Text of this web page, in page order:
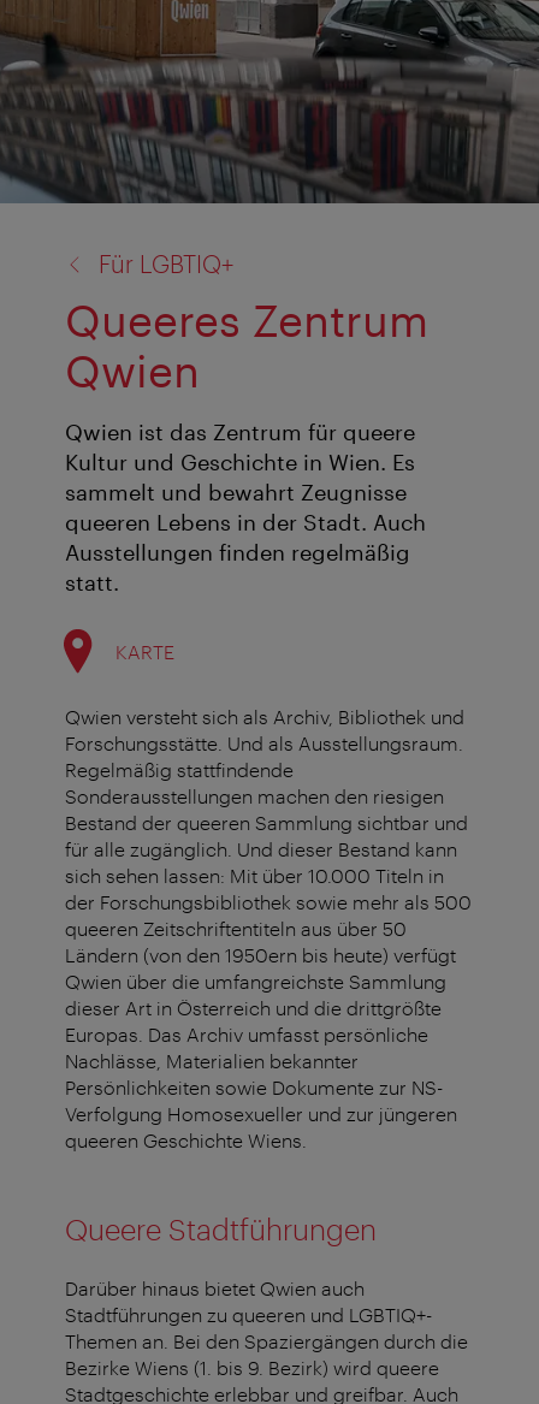
Für LGBTIQ+
Queeres Zentrum
Qwien
Qwien ist das Zentrum für queere
Kultur und Geschichte in Wien. Es
sammelt und bewahrt Zeugnisse
queeren Lebens in der Stadt. Auch
Ausstellungen finden regelmäßig
statt.
KARTE
Qwien versteht sich als Archiv, Bibliothek und
Forschungsstätte. Und als Ausstellungsraum.
Regelmäßig stattfindende
Sonderausstellungen machen den riesigen
Bestand der queeren Sammlung sichtbar und
für alle zugänglich. Und dieser Bestand kann
sich sehen lassen: Mit über 10.000 Titeln in
der Forschungsbibliothek sowie mehr als 500
queeren Zeitschriftentiteln aus über 50
Ländern (von den 1950ern bis heute) verfügt
Qwien über die umfangreichste Sammlung
dieser Art in Österreich und die drittgrößte
Europas. Das Archiv umfasst persönliche
Nachlässe, Materialien bekannter
Persönlichkeiten sowie Dokumente zur NS-
Verfolgung Homosexueller und zur jüngeren
queeren Geschichte Wiens.
Queere Stadtführungen
Darüber hinaus bietet Qwien auch
Stadtführungen zu queeren und LGBTIQ+-
Themen an. Bei den Spaziergängen durch die
Bezirke Wiens (1. bis 9. Bezirk) wird queere
Stadtgeschichte erlebbar und greifbar. Auch